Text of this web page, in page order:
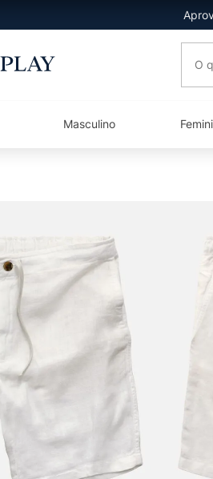
Masculino